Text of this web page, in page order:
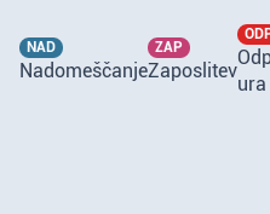
NAD
Nadomeščanje
ZAP
Zaposlitev
ura